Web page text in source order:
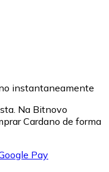
instantaneamente
Na Bitnovo
Cardano de forma
Pay